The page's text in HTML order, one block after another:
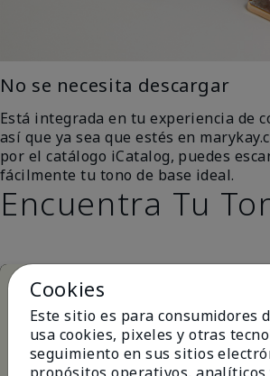
No se necesita descargar
Está integrada en tu experiencia de
así que ya sea que estés en
por el catálogo iCatalog, puedes
fácilmente tu tono de base ideal.
Encuentra Tu
Cookies
Este sitio es para consumidores
usa cookies, pixeles y otras
seguimiento en sus sitios